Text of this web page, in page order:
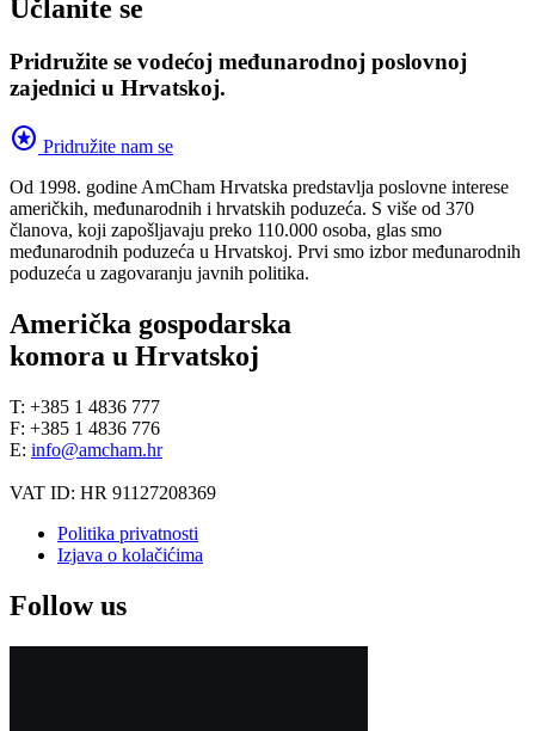
Učlanite se
Pridružite se vodećoj međunarodnoj poslovnoj
zajednici u Hrvatskoj.
stars Pridružite nam se
Od 1998. godine AmCham Hrvatska predstavlja poslovne interese
američkih, međunarodnih i hrvatskih poduzeća. S više od 370
članova, koji zapošljavaju preko 110.000 osoba, glas smo
međunarodnih poduzeća u Hrvatskoj. Prvi smo izbor međunarodnih
poduzeća u zagovaranju javnih politika.
Američka gospodarska
komora u Hrvatskoj
T: +385 1 4836 777
F: +385 1 4836 776
E: info@amcham.hr
VAT ID: HR 91127208369
Politika privatnosti
Izjava o kolačićima
Follow us